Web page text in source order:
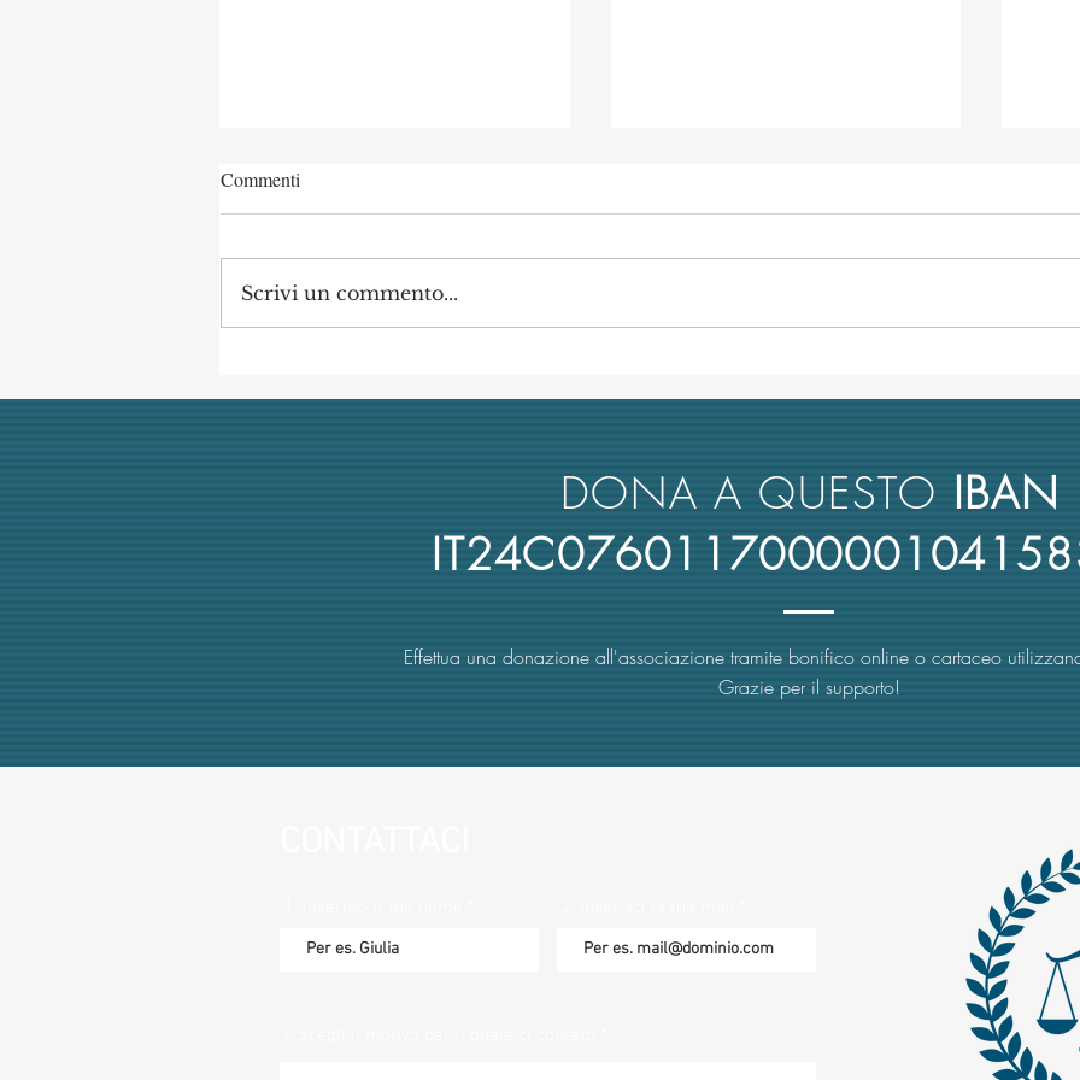
Classica a Uni Vanvitelli
conto del merito scientifico nel
Commenti
Scrivi un commento...
DONA A QUESTO IBAN
Effettua una donazione all'associazione tramite bonifico online o cartaceo
Grazie per il supporto!